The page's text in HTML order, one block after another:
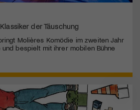
der Täuschung
Molières Komödie im zweiten Jahr
bespielt mit ihrer mobilen Bühne